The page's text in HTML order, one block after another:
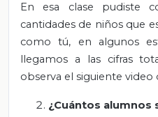
En esa clase pudiste
cantidades de niños que
como tú, en algunos
llegamos a las cifras
observa el siguiente video
¿Cuántos alumnos